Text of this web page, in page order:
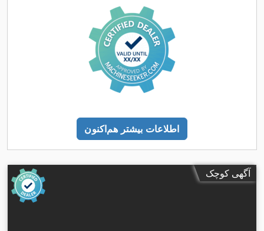
اطلاعات بیشتر هم‌اکنون
آگهی کوچک